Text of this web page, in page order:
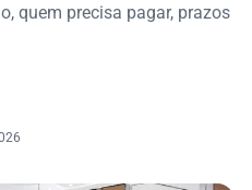
quem precisa pagar, prazos